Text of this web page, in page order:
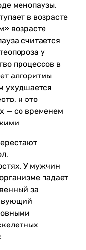
менопаузы.
в возрасте
возрасте
считается
у
процессов в
алгоритмы
ухудшается
и это
— со временем
У мужчин
падает
за